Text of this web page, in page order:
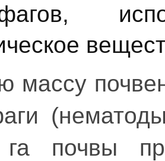
массу
почвы